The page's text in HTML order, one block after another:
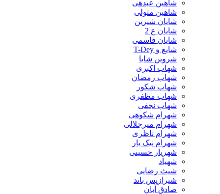
شاهین عبدهی
شاهین متولی
شایان شیرین
شایان ع 2
شایان قاسمی
شایع و T-Dey
شروین شایا
شهاب اکبری
شهاب رمضان
شهاب شکور
شهاب مظفری
شهاب نجفی
شهرام شکوهی
شهرام میرجلالی
شهرام ناظری
شهرام نیک یار
شهریار حسینی
شهیاد
شیث رضایی
شیرازیس باند
صادق آبان